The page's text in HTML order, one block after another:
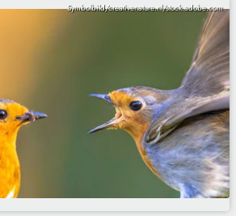
Symbolbild/creativenature.nl/stock.adobe.com